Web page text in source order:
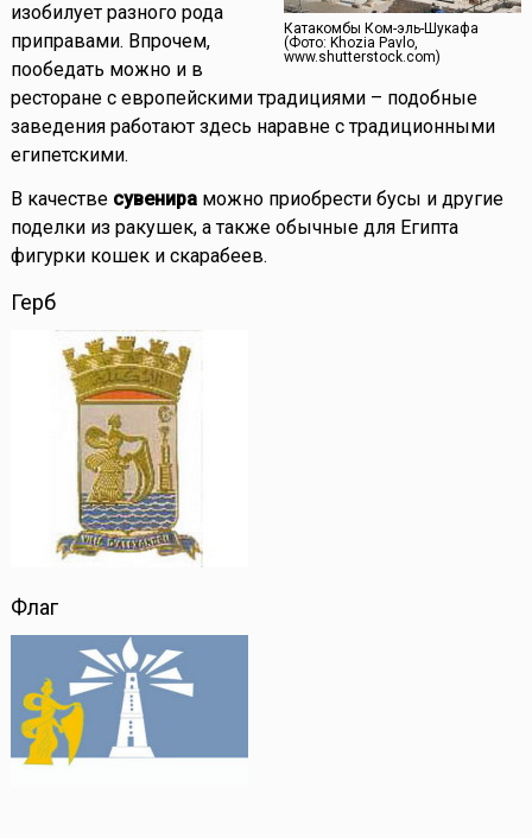
Катакомбы Ком-эль-Шукафа
(Фото: Khozia Pavlo,
www.shutterstock.com)
изобилует разного рода
приправами. Впрочем,
пообедать можно и в
ресторане с европейскими традициями – подобные
заведения работают здесь наравне с традиционными
египетскими.
В качестве сувенираможно приобрести бусы и другие
поделки из ракушек, а также обычные для Египта
фигурки кошек и скарабеев.
Герб
Флаг